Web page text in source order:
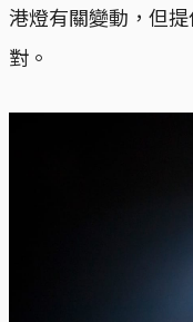
港燈有關變動，但
對。